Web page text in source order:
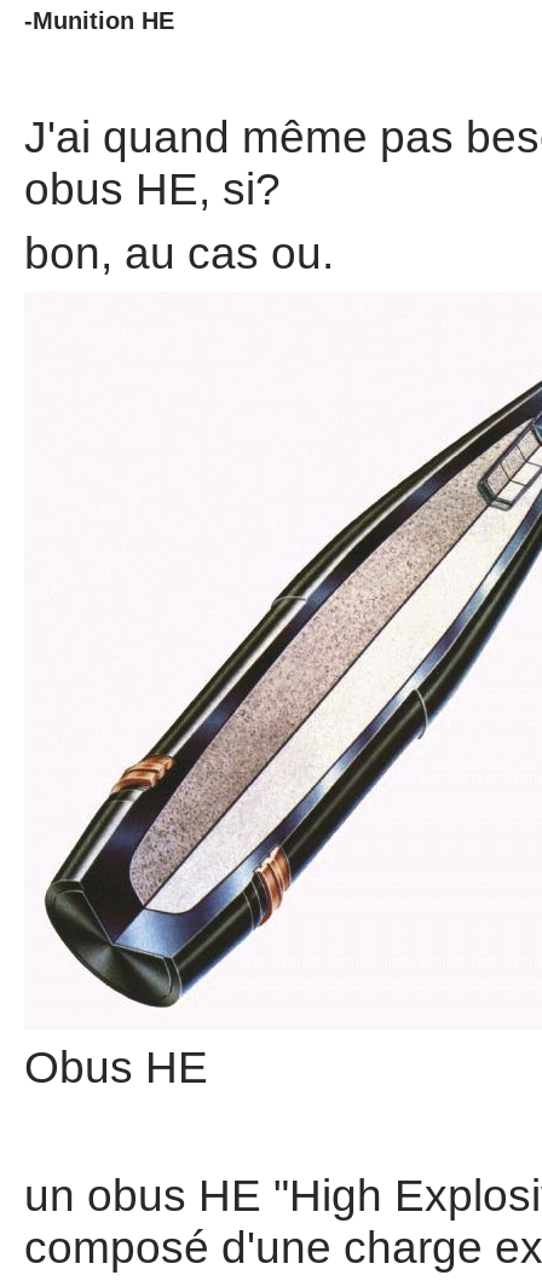
-Munition HE
J'ai quand même pas
obus HE, si?
bon, au cas ou.
Obus HE
un obus HE "High
composé d'une charge